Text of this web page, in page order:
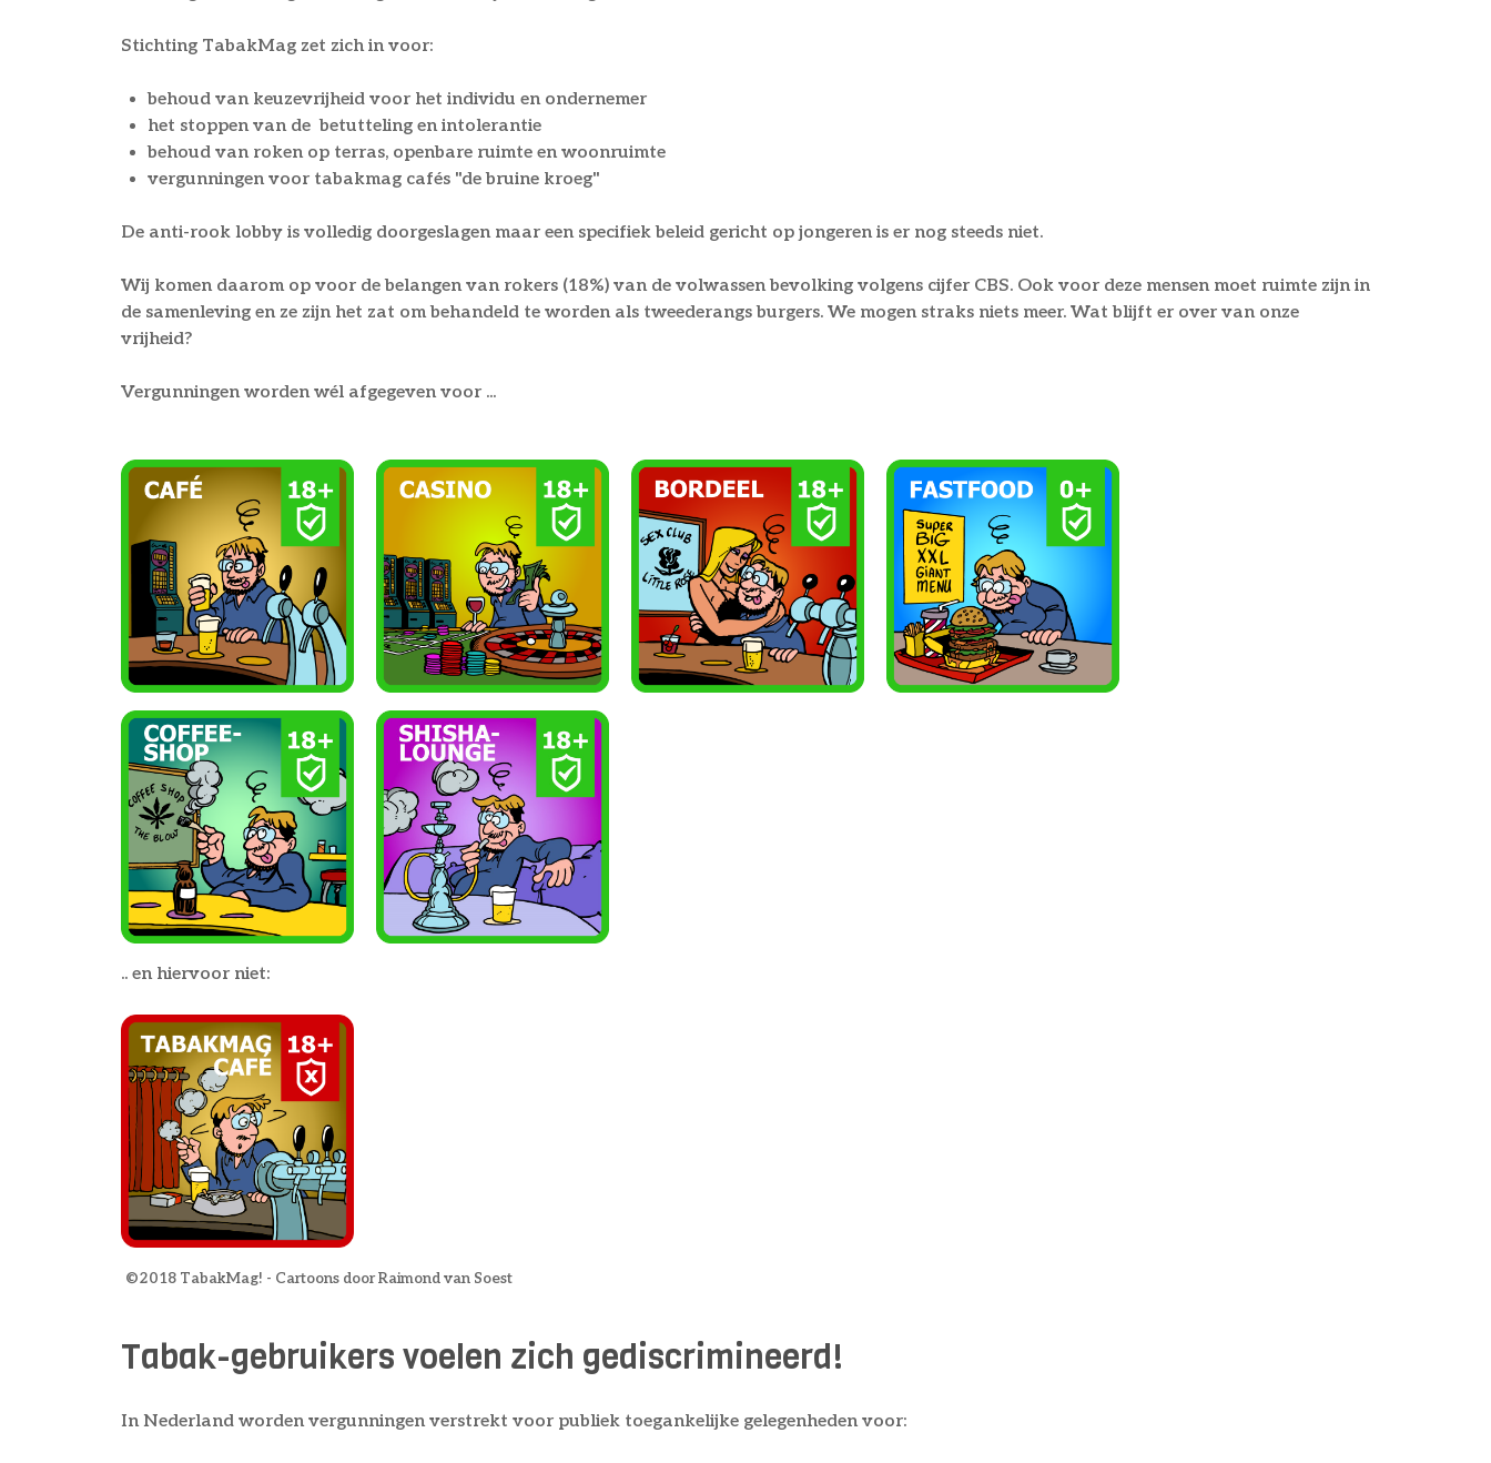
Stichting TabakMag zet zich in voor:
behoud van keuzevrijheid voor het individu en ondernemer
het stoppen van de betutteling en intolerantie
behoud van roken op terras, openbare ruimte en woonruimte
vergunningen voor tabakmag cafés "de bruine kroeg"
De anti-rook lobby is volledig doorgeslagen maar een specifiek beleid gericht op jongeren is er nog steeds niet.
Wij komen daarom op voor de belangen van rokers (18%) van de volwassen bevolking volgens cijfer CBS. Ook voor deze mensen moet ruimte zijn in
de samenleving en ze zijn het zat om behandeld te worden als tweederangs burgers. We mogen straks niets meer. Wat blijft er over van onze
vrijheid?
Vergunningen worden wél afgegeven voor ...
.. en hiervoor niet:
©2018 TabakMag! - Cartoons door Raimond van Soest
Tabak-gebruikers voelen zich gediscrimineerd!
In Nederland worden vergunningen verstrekt voor publiek toegankelijke gelegenheden voor: